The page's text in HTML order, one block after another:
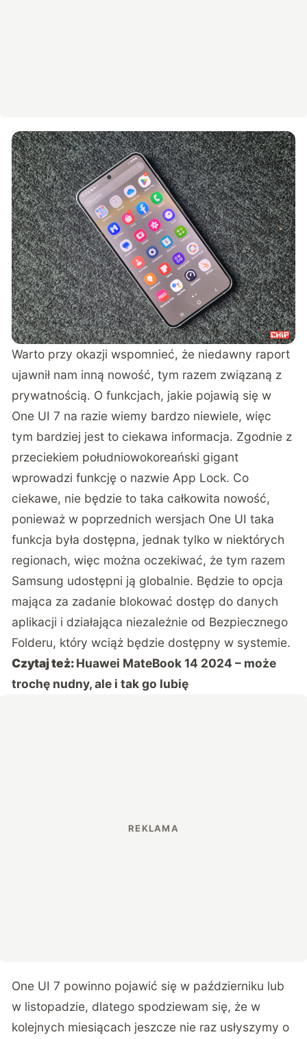
Warto przy okazji wspomnieć, że niedawny raport
ujawnił nam inną nowość, tym razem związaną z
prywatnością. O funkcjach, jakie pojawią się w
One UI 7 na razie wiemy bardzo niewiele, więc
tym bardziej jest to ciekawa informacja. Zgodnie z
przeciekiem południowokoreański gigant
wprowadzi funkcję o nazwie App Lock. Co
ciekawe, nie będzie to taka całkowita nowość,
ponieważ w poprzednich wersjach One UI taka
funkcja była dostępna, jednak tylko w niektórych
regionach, więc można oczekiwać, że tym razem
Samsung udostępni ją globalnie. Będzie to opcja
mająca za zadanie blokować dostęp do danych
aplikacji i działająca niezależnie od Bezpiecznego
Folderu, który wciąż będzie dostępny w systemie.
Czytaj też:Huawei MateBook 14 2024 – może
trochę nudny, ale i tak go lubię
One UI 7 powinno pojawić się w październiku lub
w listopadzie, dlatego spodziewam się, że w
kolejnych miesiącach jeszcze nie raz usłyszymy o